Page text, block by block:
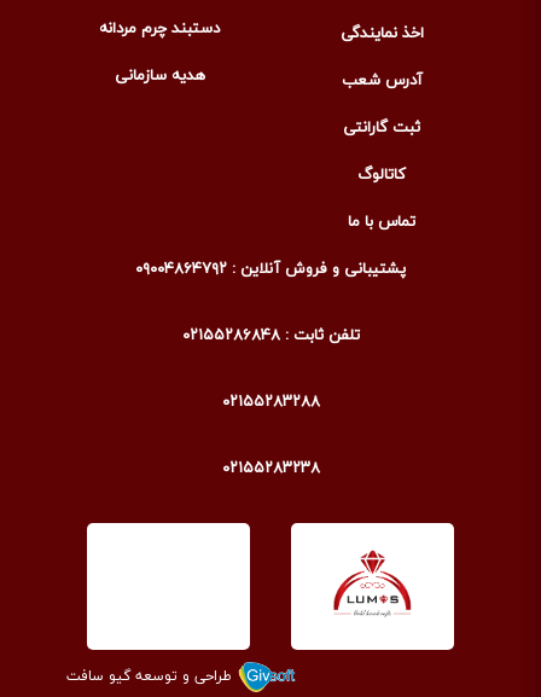
اخذ نمایندگی
آدرس شعب
ثبت گارانتی
کاتالوگ
تماس با ما
دستبند چرم مردانه
هدیه سازمانی
پشتیبانی و فروش آنلاین : ۰۹۰۰۴۸۶۴۷۹۲
تلفن ثابت : ۰۲۱۵۵۲۸۶۸۴۸
۰۲۱۵۵۲۸۳۲۸۸
۰۲۱۵۵۲۸۳۲۳۸
طراحی و توسعه گیو سافت